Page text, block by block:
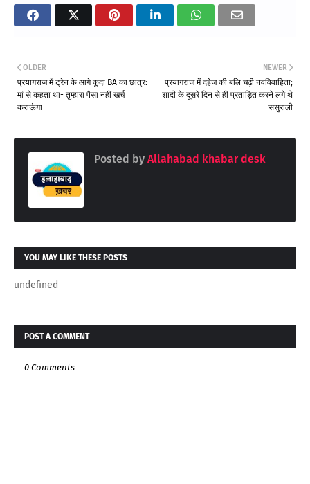
NEWER
प्रयागराज में दहेज की बलि चढ़ी नवविवाहिता;
शादी के दूसरे दिन से ही प्रताड़ित करने लगे थे
ससुराली
OLDER
प्रयागराज में ट्रेन के आगे कूदा BA का छात्र:
मां से कहता था- तुम्हारा पैसा नहीं खर्च
कराऊंगा
Posted by Allahabad khabar desk
YOU MAY LIKE THESE POSTS
undefined
POST A COMMENT
0 Comments